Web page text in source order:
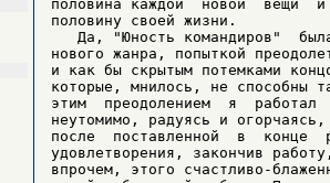
половина каждой  новой  вещи
половину своей жизни.
Да, "Юность командиров"
нового жанра, попыткой
и как бы скрытым потемками
которые, мнилось, не способны
этим  преодолением  я
неутомимо, радуясь и
после  поставленной  в  конце
удовлетворения, закончив
впрочем, этого счастливо-